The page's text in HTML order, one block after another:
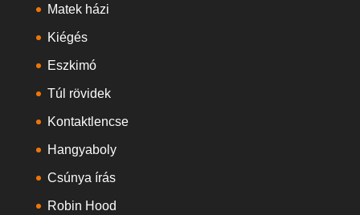
Matek házi
Kiégés
Eszkimó
Túl rövidek
Kontaktlencse
Hangyaboly
Csúnya írás
Robin Hood